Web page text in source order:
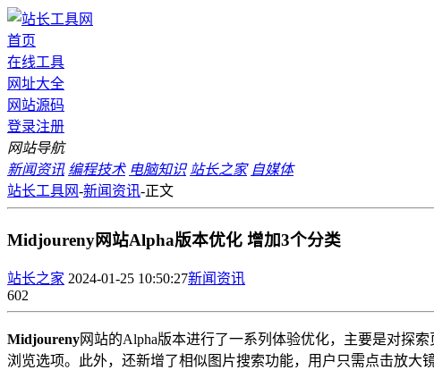
首页
在线工具
网址大全
网站源码
登录注册
网站导航
新闻资讯 编程技术 电脑知识 站长之家 自媒体
站长工具网-新闻资讯-正文
Midjoureny网站Alpha版本优化 增加3个分类
站长之家 2024-01-25 10:50:27新闻资讯
602
Midjoureny网站的Alpha版本进行了一系列体验优化，主要是对探
浏览选项。此外，还新增了相似图片搜索功能，用户只需点击放大